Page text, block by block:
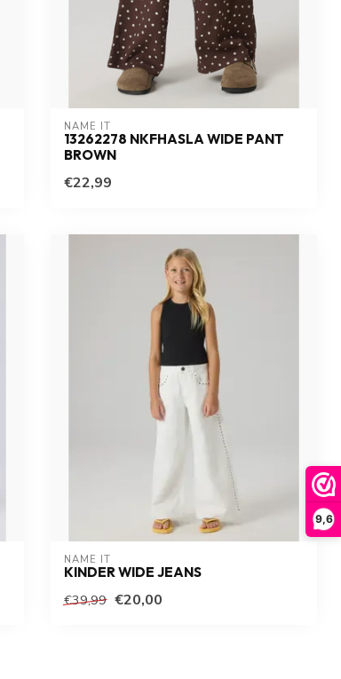
9,6
NAME IT
13262278 NKFHASLA WIDE PANT
BROWN
€22,99
NAME IT
KINDER WIDE JEANS
€39,99 €20,00